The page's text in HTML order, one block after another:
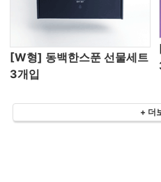
[W형] 동백한스푼 선물세트
3개입
+ 더